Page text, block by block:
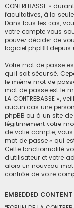
CONTREBASSE »
facultatives, à la seule
Dans tous les cas,
votre compte vous
pouvez décider de
logiciel phpBB depuis
Votre mot de passe
qu’il soit sécurisé.
le même mot de
mot de passe est le
LA CONTREBASSE »,
aucun cas une
phpBB ou à un site
légitimement votre
de votre compte,
mot de passe » qui
Cette fonctionnalité
d’utilisateur et votre
alors un nouveau
contrôle de votre
EMBEDDED